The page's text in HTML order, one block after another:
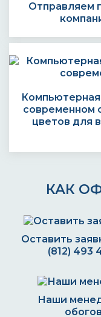
Отправляем
современном
цветов для
КАК
Оставить
(812) 493
Наши